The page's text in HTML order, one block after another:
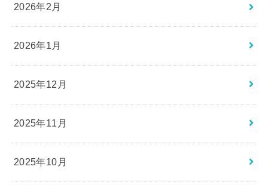
2026年2月
2026年1月
2025年12月
2025年11月
2025年10月